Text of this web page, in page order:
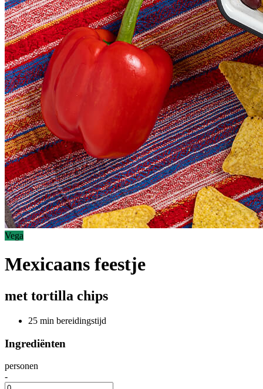
Vega
Mexicaans feestje
met tortilla chips
25 min bereidingstijd
Ingrediënten
personen
-